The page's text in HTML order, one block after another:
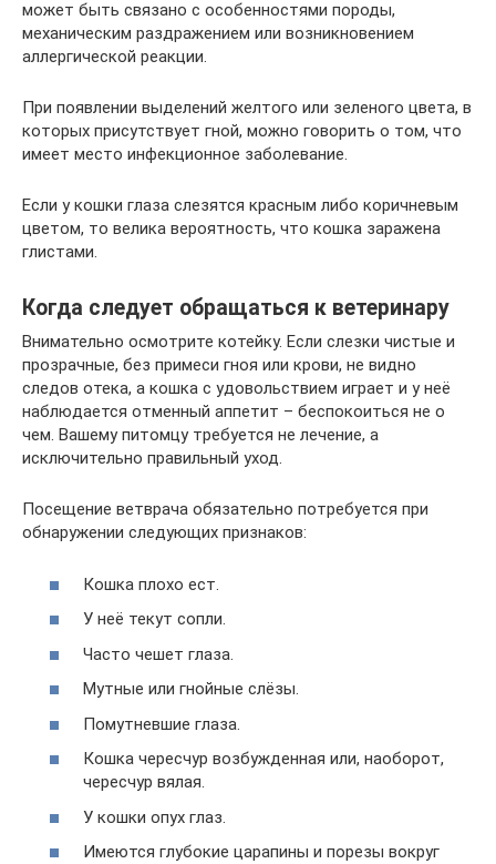
может быть связано с особенностями породы,
механическим раздражением или возникновением
аллергической реакции.
При появлении выделений желтого или зеленого цвета, в
которых присутствует гной, можно говорить о том, что
имеет место инфекционное заболевание.
Если у кошки глаза слезятся красным либо коричневым
цветом, то велика вероятность, что кошка заражена
глистами.
Когда следует обращаться к ветеринару
Внимательно осмотрите котейку. Если слезки чистые и
прозрачные, без примеси гноя или крови, не видно
следов отека, а кошка с удовольствием играет и у неё
наблюдается отменный аппетит – беспокоиться не о
чем. Вашему питомцу требуется не лечение, а
исключительно правильный уход.
Посещение ветврача обязательно потребуется при
обнаружении следующих признаков:
Кошка плохо ест.
У неё текут сопли.
Часто чешет глаза.
Мутные или гнойные слёзы.
Помутневшие глаза.
Кошка чересчур возбужденная или, наоборот,
чересчур вялая.
У кошки опух глаз.
Имеются глубокие царапины и порезы вокруг